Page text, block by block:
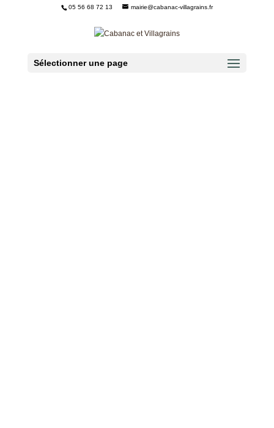
05 56 68 72 13 mairie@cabanac-villagrains.fr
Sélectionner une page